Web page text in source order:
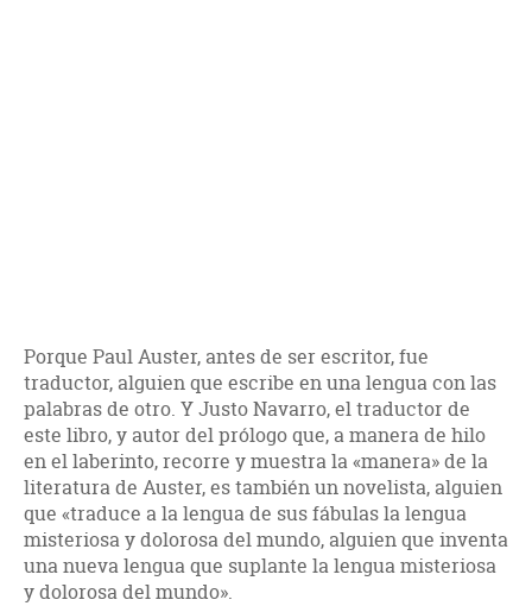
Porque Paul Auster, antes de ser escritor, fue
traductor, alguien que escribe en una lengua con las
palabras de otro. Y Justo Navarro, el traductor de
este libro, y autor del prólogo que, a manera de hilo
en el laberinto, recorre y muestra la «manera» de la
literatura de Auster, es también un novelista, alguien
que «traduce a la lengua de sus fábulas la lengua
misteriosa y dolorosa del mundo, alguien que inventa
una nueva lengua que suplante la lengua misteriosa
y dolorosa del mundo».